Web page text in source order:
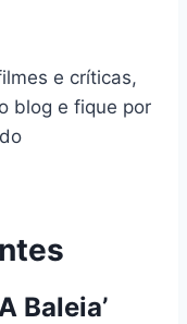
e críticas,
blog e fique por
Baleia’